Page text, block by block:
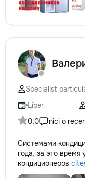
Specialist
Liber
0,0
nici o
Системами
года, за это время
кондиционеров